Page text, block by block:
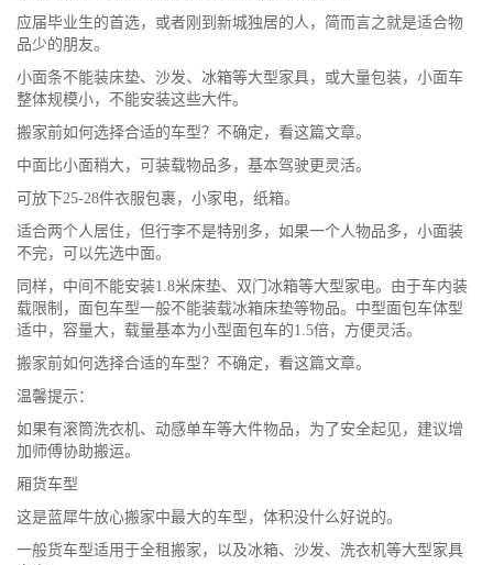
应届毕业生的首选，或者刚到新城独居的人，简而言之就是适合物
品少的朋友。
小面条不能装床垫、沙发、冰箱等大型家具，或大量包装，小面车
整体规模小，不能安装这些大件。
搬家前如何选择合适的车型？不确定，看这篇文章。
中面比小面稍大，可装载物品多，基本驾驶更灵活。
可放下25-28件衣服包裹，小家电，纸箱。
适合两个人居住，但行李不是特别多，如果一个人物品多，小面装
不完，可以先选中面。
同样，中间不能安装1.8米床垫、双门冰箱等大型家电。由于车内装
载限制，面包车型一般不能装载冰箱床垫等物品。中型面包车体型
适中，容量大，载量基本为小型面包车的1.5倍，方便灵活。
搬家前如何选择合适的车型？不确定，看这篇文章。
温馨提示：
如果有滚筒洗衣机、动感单车等大件物品，为了安全起见，建议增
加师傅协助搬运。
厢货车型
这是蓝犀牛放心搬家中最大的车型，体积没什么好说的。
一般货车型适用于全租搬家，以及冰箱、沙发、洗衣机等大型家具